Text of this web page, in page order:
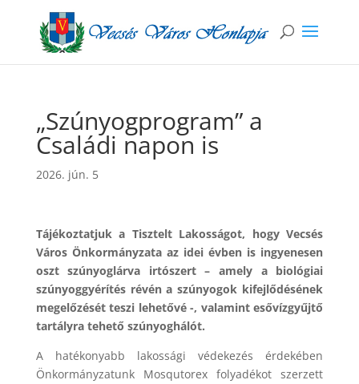
„Szúnyogprogram” a
Családi napon is
2026. jún. 5
Tájékoztatjuk a Tisztelt Lakosságot, hogy Vecsés
Város Önkormányzata az idei évben is ingyenesen
oszt szúnyoglárva irtószert – amely a biológiai
szúnyoggyérítés révén a szúnyogok kifejlődésének
megelőzését teszi lehetővé -, valamint esővízgyűjtő
tartályra tehető szúnyoghálót.
A hatékonyabb lakossági védekezés érdekében
Önkormányzatunk Mosqutorex folyadékot szerzett